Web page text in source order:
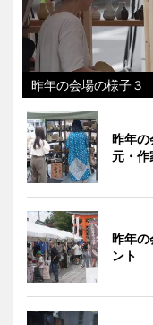
昨年の会場の様子３
昨年
元・
昨年
ント